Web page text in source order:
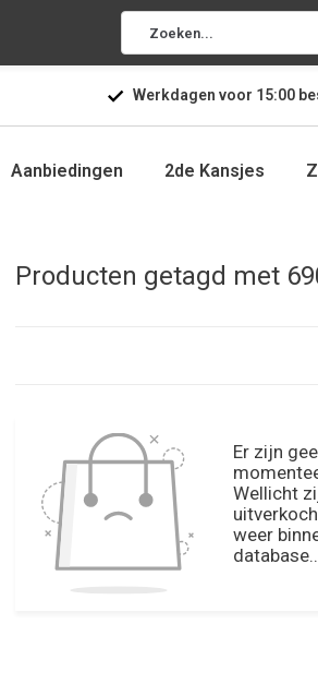
Werkdagen voor 15:00
Aanbiedingen 2de Kansjes
Producten getagd met
Er zijn
Wellicht
weer